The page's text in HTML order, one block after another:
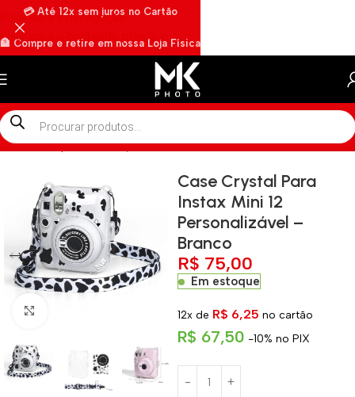
Pular para a navegação
Pular para o conteúdo principal
Início»Shop»Case Crystal Para Instax Mini 12 Personalizável –
Case Crystal Para
Instax Mini 12
Personalizável –
Branco
R$ 75,00
Em estoque
12x de R$ 6,25 no cartão
R$ 67,50 -10% no PIX
💳 Até 12x sem juros no Cartão
🏦 Compre e retire em nossa Loja Física
🏍️ Envios rápidos por Motoboy